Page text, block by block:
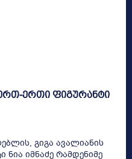
ერთ-ერთი ფიგურანტი
გიგა ავალიანის
ნია იმნაძე რამდენიმე